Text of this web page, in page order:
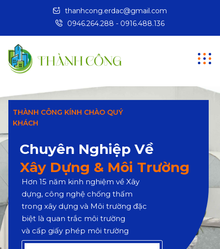
thanhcong.erdac@gmail.com
0946.264.288 - 0916.488.136
Chuyên Nghiệp Về
Xây Dựng & Môi Trường
Hơn 15 năm kinh nghiệm về Xây
dựng, công nghệ chống thấm
trong xây dựng và Môi trường đặc
biệt là quan trắc môi trường
và cấp giấy phép môi trường
THÀNH CÔNG KÍNH CHÀO QUÝ
KHÁCH